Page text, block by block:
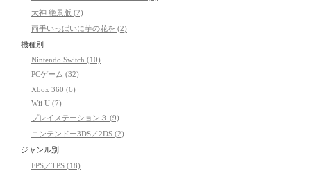
大神 絶景版 (2)
両手いっぱいに芋の花を (2)
機種別
Nintendo Switch (10)
PCゲーム (32)
Xbox 360 (6)
Wii U (7)
プレイステーション３ (9)
ニンテンドー3DS／2DS (2)
ジャンル別
FPS／TPS (18)